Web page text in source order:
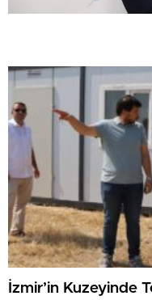
İzmir’in Kuzeyinde